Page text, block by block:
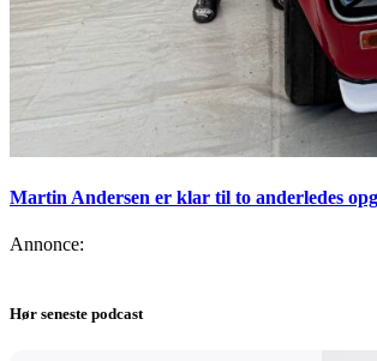
Martin Andersen er klar til to anderledes
Annonce:
Hør seneste podcast